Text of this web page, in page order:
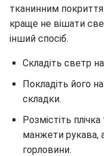
тканинним
краще не вішати
інший спосіб.
Складіть светр
Покладіть його
складки.
Розмістіть
манжети рукава,
горловини.